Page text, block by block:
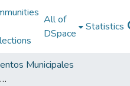
All of
DSpace
Statistics
Municipales
Plan de Desarrollo Florencia Cauca 2012 - 2015: PD Florencia Cauca 2012 - 2015